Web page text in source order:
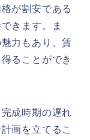
が割安である
きます。ま
力もあり、賃
ることができ
成時期の遅れ
画を立てるこ